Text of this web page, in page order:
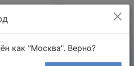
как "Москва". Верно?